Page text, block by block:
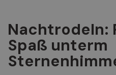
Nachtrodeln:
Spaß unterm